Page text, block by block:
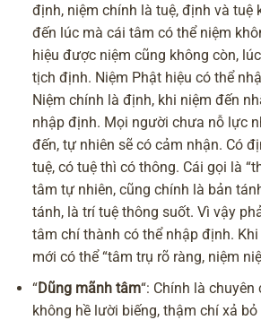
định, niệm chính là tuệ, định và tuệ
đến lúc mà cái tâm có thể niệm
hiệu được niệm cũng không còn,
tịch định. Niệm Phật hiệu có thể
Niệm chính là định, khi niệm đến
nhập định. Mọi người chưa nỗ lực
đến, tự nhiên sẽ có cảm nhận. Có
tuệ, có tuệ thì có thông. Cái gọi là
tâm tự nhiên, cũng chính là bản
tánh, là trí tuệ thông suốt. Vì vậy
tâm chí thành có thể nhập định.
mới có thể “tâm trụ rõ ràng, niệm
“Dũng mãnh tâm“: Chính là
không hề lười biếng, thậm chí xả